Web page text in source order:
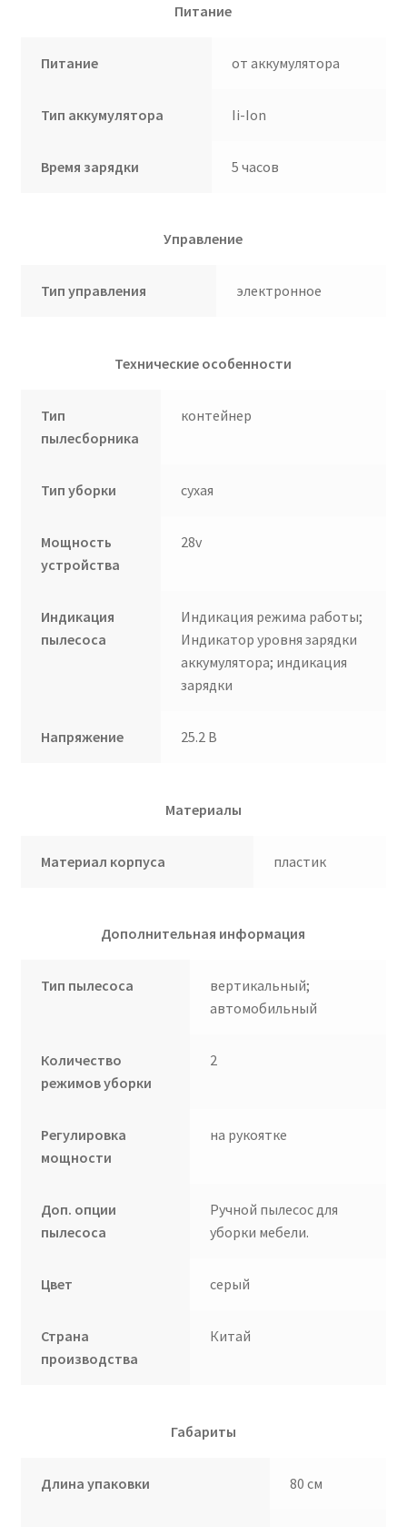
Питание
Питание от аккумулятора
Тип аккумулятора Ii-Ion
Время зарядки 5 часов
Управление
Тип управления электронное
Технические особенности
Тип
пылесборника
контейнер
Тип уборки сухая
Мощность
устройства
28v
Индикация
пылесоса
Индикация режима работы;
Индикатор уровня зарядки
аккумулятора; индикация
зарядки
Напряжение 25.2 В
Материалы
Материал корпуса пластик
Дополнительная информация
Тип пылесоса
вертикальный;
автомобильный
Количество
режимов уборки
2
Регулировка
мощности
на рукоятке
Доп. опции
пылесоса
Ручной пылесос для
уборки мебели.
Цвет серый
Страна
производства
Китай
Габариты
Длина упаковки 80 см